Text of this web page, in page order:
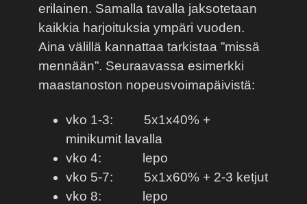
erilainen. Samalla tavalla jaksotetaan
kaikkia harjoituksia ympäri vuoden.
Aina välillä kannattaa tarkistaa ”missä
mennään”. Seuraavassa esimerkki
maastanoston nopeusvoimapäivistä:
vko 1-3:
5x1x40% +
minikumit lavalla
vko 4:
lepo
vko 5-7:
5x1x60% + 2-3 ketjut
vko 8:
lepo